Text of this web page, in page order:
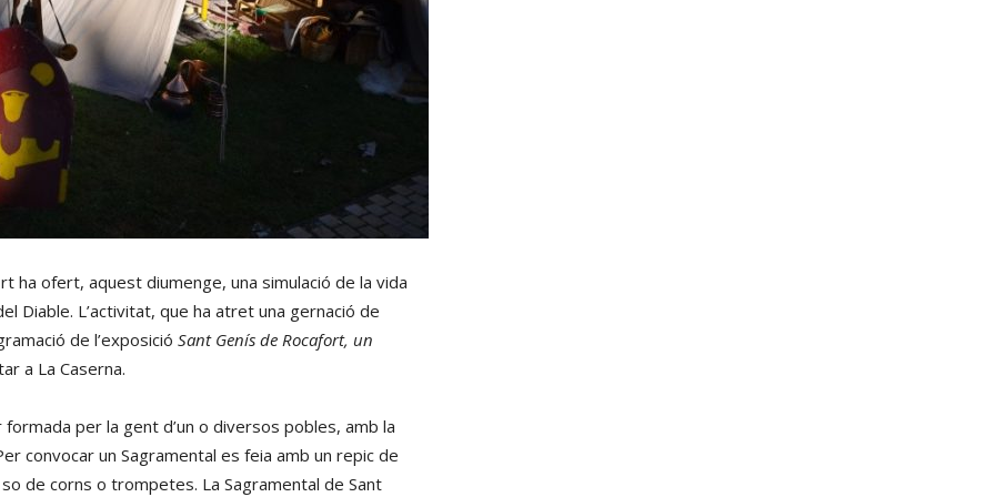
ha ofert, aquest diumenge, una simulació de la vida
Diable. L’activitat, que ha atret una gernació de
de l’exposició Sant Genís de Rocafort, un
a La Caserna.
per la gent d’un o diversos pobles, amb la
convocar un Sagramental es feia amb un repic de
de corns o trompetes. La Sagramental de Sant